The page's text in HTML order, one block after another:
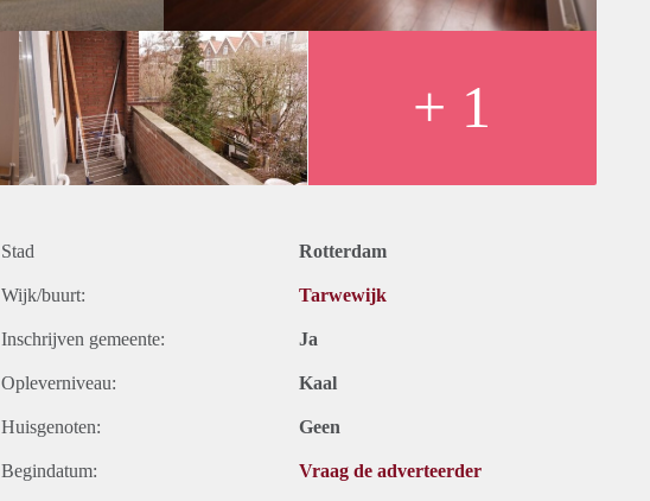
+ 1
Stad Rotterdam
Wijk/buurt: Tarwewijk
Inschrijven gemeente: Ja
Opleverniveau: Kaal
Huisgenoten: Geen
Begindatum: Vraag de adverteerder